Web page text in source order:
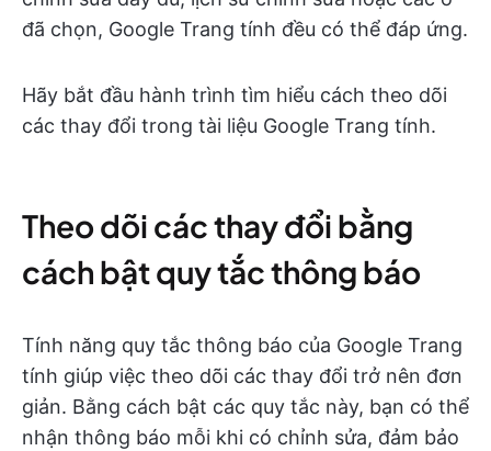
đã chọn, Google Trang tính đều có thể đáp ứng.
Hãy bắt đầu hành trình tìm hiểu cách theo dõi
các thay đổi trong tài liệu Google Trang tính.
Theo dõi các thay đổi bằng
cách bật quy tắc thông báo
Tính năng quy tắc thông báo của Google Trang
tính giúp việc theo dõi các thay đổi trở nên đơn
giản. Bằng cách bật các quy tắc này, bạn có thể
nhận thông báo mỗi khi có chỉnh sửa, đảm bảo